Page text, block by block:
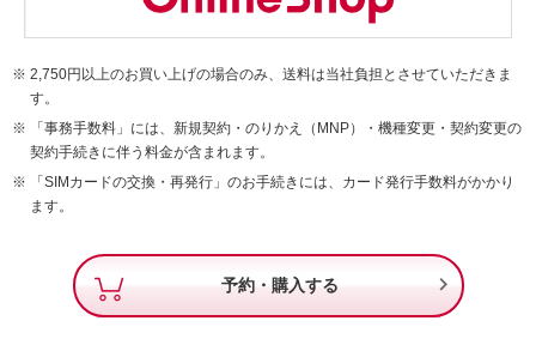
2,750円以上のお買い上げの場合のみ、送料は当社負担とさせていただきま
す。
「事務手数料」には、新規契約・のりかえ（MNP）・機種変更・契約変更の
契約手続きに伴う料金が含まれます。
「SIMカードの交換・再発行」のお手続きには、カード発行手数料がかかり
ます。
予約・購入する 